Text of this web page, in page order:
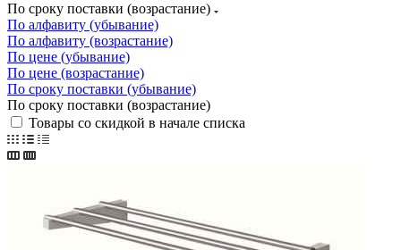
По сроку поставки (возрастание)
По алфавиту (убывание)
По алфавиту (возрастание)
По цене (убывание)
По цене (возрастание)
По сроку поставки (убывание)
По сроку поставки (возрастание)
Товары со скидкой в начале списка